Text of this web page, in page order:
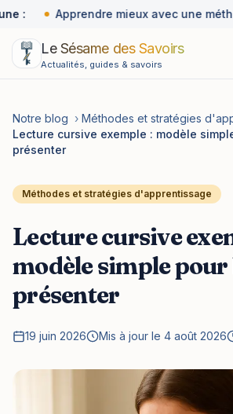
: Apprendre mieux avec une
Le Sésame des Savoirs
Actualités, guides & savoirs
Notre blog › Méthodes et stratégies
Lecture cursive exemple : modèle
présenter
Méthodes et stratégies d'apprentissage
Lecture cursive
modèle simple pour
présenter
19 juin 2026 Mis à jour le 4 août 2026